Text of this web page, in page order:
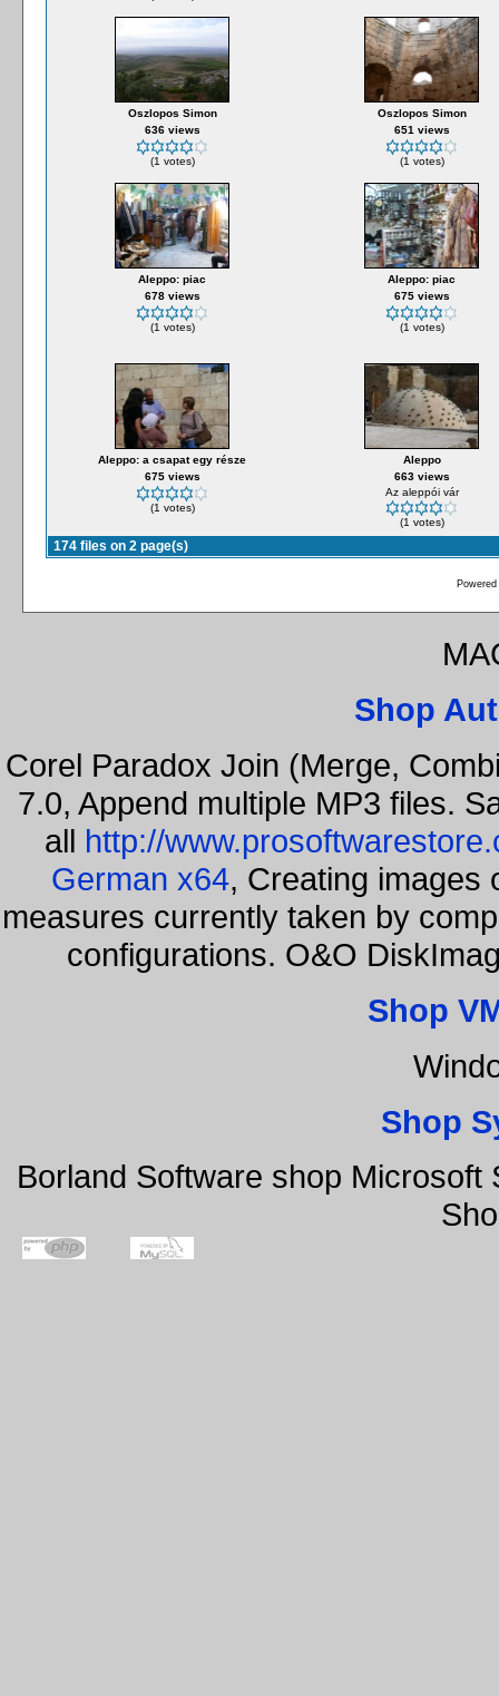
Oszlopos Simon
636 views
(1 votes)
Oszlopos Simon
651 views
(1 votes)
Aleppo: piac
678 views
(1 votes)
Aleppo: piac
675 views
(1 votes)
Aleppo: a csapat egy része
675 views
(1 votes)
Aleppo
663 views
Az aleppói vár
(1 votes)
174 files on 2 page(s)
Shop
Corel Paradox Join (Merge,
7.0, Append multiple MP3 files.
all http://
German x64, Creating images
measures currently taken by
configurations. O&O
Shop
Shop
Borland Software shop